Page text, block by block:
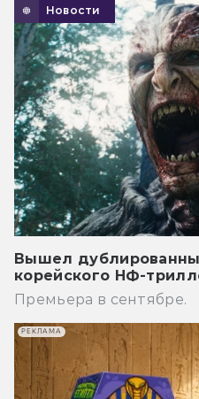
Новости
Вышел
корейского НФ-
Премьера в сентябре.
РЕКЛАМА